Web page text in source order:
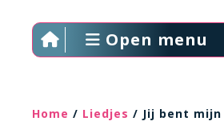
Open menu
Home / Liedjes / Jij bent mijn